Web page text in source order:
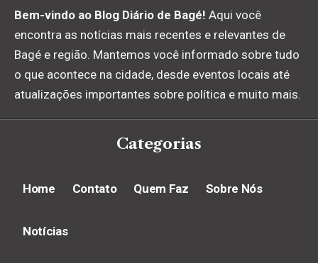
Bem-vindo ao Blog Diário de Bagé! Aqui você
encontra as notícias mais recentes e relevantes de
Bagé e região. Mantemos você informado sobre tudo
o que acontece na cidade, desde eventos locais até
atualizações importantes sobre política e muito mais.
Categorias
Home Contato Quem Faz Sobre Nós
Notícias